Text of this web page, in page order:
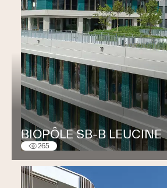
BIOPÔLE SB-B LEUCINE
265